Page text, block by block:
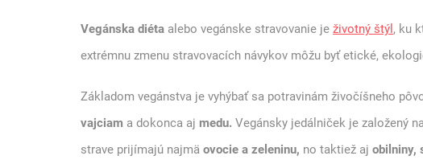
Vegánska diéta alebo vegánske stravovanie ježivotný štýl , ku
extrémnu zmenu stravovacích návykov môžu byť etické,
Základom vegánstva je vyhýbať sa potravinám živočíšneho
vajciam a dokonca aj medu. Vegánsky jedálniček je založený
strave prijímajú najmäovocie a zeleninu, no taktiež ajobilniny,